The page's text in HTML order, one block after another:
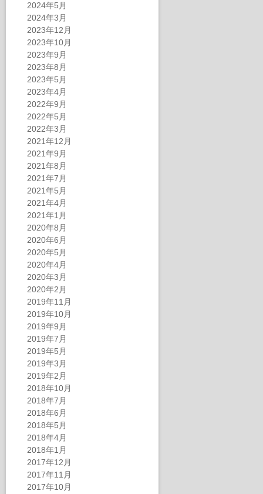
2024年5月
2024年3月
2023年12月
2023年10月
2023年9月
2023年8月
2023年5月
2023年4月
2022年9月
2022年5月
2022年3月
2021年12月
2021年9月
2021年8月
2021年7月
2021年5月
2021年4月
2021年1月
2020年8月
2020年6月
2020年5月
2020年4月
2020年3月
2020年2月
2019年11月
2019年10月
2019年9月
2019年7月
2019年5月
2019年3月
2019年2月
2018年10月
2018年7月
2018年6月
2018年5月
2018年4月
2018年1月
2017年12月
2017年11月
2017年10月